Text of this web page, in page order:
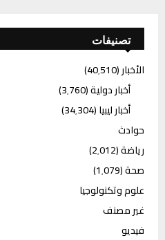
تصنيفات
الأخبار(40٬510)
أخبار دولية(3٬760)
أخبار ليبيا(34٬304)
حوادث
رياضة(2٬012)
صحة(1٬079)
علوم وتكنولوجيا
غير مصنف
فيديو